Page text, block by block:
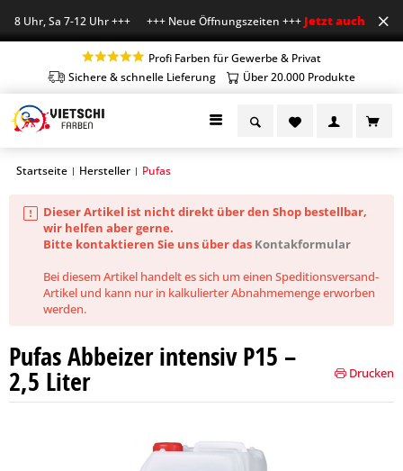
Uhr, Sa 7-12 Uhr +++ +++ Neue Öffnungszeiten +++Jetzt auch Sa
Profi Farben für Gewerbe & Privat
Sichere & schnelle Lieferung
Über 20.000 Produkte
Startseite | Hersteller | Pufas
Dieser Artikel ist nicht direkt über den Shop bestellbar,
wir helfen aber gerne.
Bitte kontaktieren Sie uns über das Kontakformular
Bei diesem Artikel handelt es sich um einen Speditionsversand-
Artikel und kann nur in kalkulierter Abnahmemenge erworben
werden.
Pufas Abbeizer intensiv P15 –
2,5 Liter Drucken